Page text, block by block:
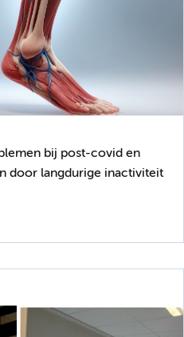
bij post-covid en
door langdurige inactiviteit